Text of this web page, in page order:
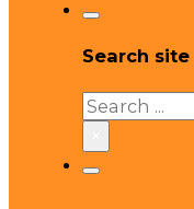
Search site
Search